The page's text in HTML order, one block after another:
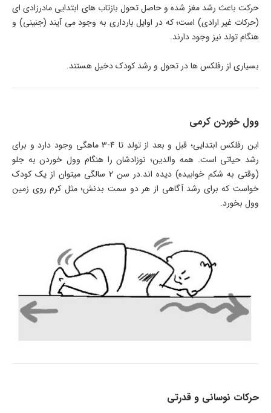
حرکت باعث رشد مغز شده و حاصل تحول بازتاب های ابتدایی مادرزادی ای
(حرکات غیر ارادی) است؛ که در اوایل بارداری به وجود می آیند (جنینی) و
هنگام تولد نیز وجود دارند.
بسیاری از رفلکس ها در تحول و رشد کودک دخیل هستند.
وول خوردن کرمی
این رفلکس ابتدایی؛ قبل و بعد از تولد تا 4-3 ماهگی وجود دارد و برای
رشد حیاتی است. همه والدین؛ نوزادشان را هنگام وول خوردن به جلو
(وقتی به شکم خوابیده) دیده اند.در سن 2 سالگی میتوان از یک کودک
خواست که برای رشد آگاهی از هر دو سمت بدنش؛ مثل کرم روی زمین
وول بخورد.
حرکات نوسانی و قدرتی